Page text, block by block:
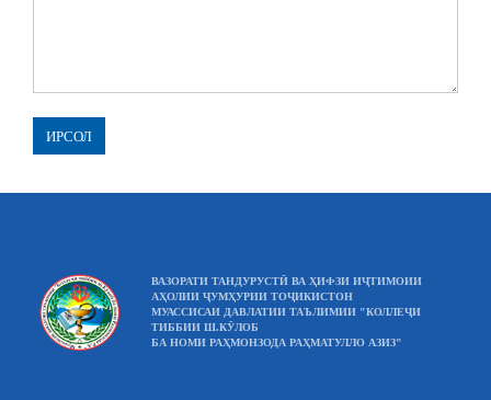
ВАЗОРАТИ ТАНДУРУСТӢ ВА ҲИФЗИ ИҶТИМОИИ
АҲОЛИИ ҶУМҲУРИИ ТОҶИКИСТОН
МУАССИСАИ ДАВЛАТИИ ТАЪЛИМИИ "КОЛЛЕҶИ
ТИББИИ Ш.КӮЛОБ
БА НОМИ РАҲМОНЗОДА РАҲМАТУЛЛО АЗИЗ"